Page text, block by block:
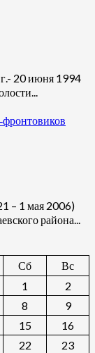
20 июня 1994
– 1 мая 2006)
района...
Сб
Вс
1
2
8
9
15
16
22
23